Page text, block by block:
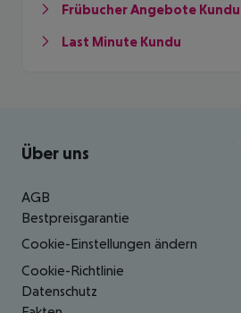
Frübucher Angebote
Last Minute Kundu
Footer navigation
Über uns
AGB
Bestpreisgarantie
Cookie-Einstellungen ändern
Cookie-Richtlinie
Datenschutz